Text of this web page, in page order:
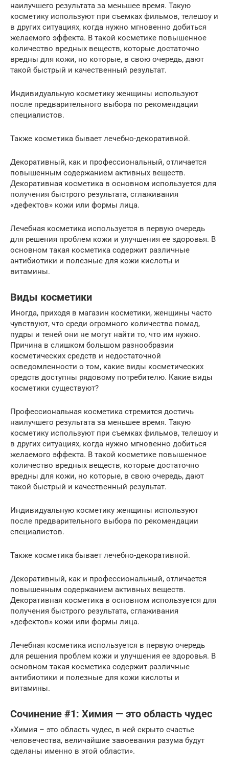
наилучшего результата за меньшее время. Такую
косметику используют при съемках фильмов, телешоу и
в других ситуациях, когда нужно мгновенно добиться
желаемого эффекта. В такой косметике повышенное
количество вредных веществ, которые достаточно
вредны для кожи, но которые, в свою очередь, дают
такой быстрый и качественный результат.
Индивидуальную косметику женщины используют
после предварительного выбора по рекомендации
специалистов.
Также косметика бывает лечебно-декоративной.
Декоративный, как и профессиональный, отличается
повышенным содержанием активных веществ.
Декоративная косметика в основном используется для
получения быстрого результата, сглаживания
«дефектов» кожи или формы лица.
Лечебная косметика используется в первую очередь
для решения проблем кожи и улучшения ее здоровья. В
основном такая косметика содержит различные
антибиотики и полезные для кожи кислоты и
витамины.
Виды косметики
Иногда, приходя в магазин косметики, женщины часто
чувствуют, что среди огромного количества помад,
пудры и теней они не могут найти то, что им нужно.
Причина в слишком большом разнообразии
косметических средств и недостаточной
осведомленности о том, какие виды косметических
средств доступны рядовому потребителю. Какие виды
косметики существуют?
Профессиональная косметика стремится достичь
наилучшего результата за меньшее время. Такую
косметику используют при съемках фильмов, телешоу и
в других ситуациях, когда нужно мгновенно добиться
желаемого эффекта. В такой косметике повышенное
количество вредных веществ, которые достаточно
вредны для кожи, но которые, в свою очередь, дают
такой быстрый и качественный результат.
Индивидуальную косметику женщины используют
после предварительного выбора по рекомендации
специалистов.
Также косметика бывает лечебно-декоративной.
Декоративный, как и профессиональный, отличается
повышенным содержанием активных веществ.
Декоративная косметика в основном используется для
получения быстрого результата, сглаживания
«дефектов» кожи или формы лица.
Лечебная косметика используется в первую очередь
для решения проблем кожи и улучшения ее здоровья. В
основном такая косметика содержит различные
антибиотики и полезные для кожи кислоты и
витамины.
Сочинение #1: Химия — это область чудес
«Химия – это область чудес, в ней скрыто счастье
человечества, величайшие завоевания разума будут
сделаны именно в этой области».